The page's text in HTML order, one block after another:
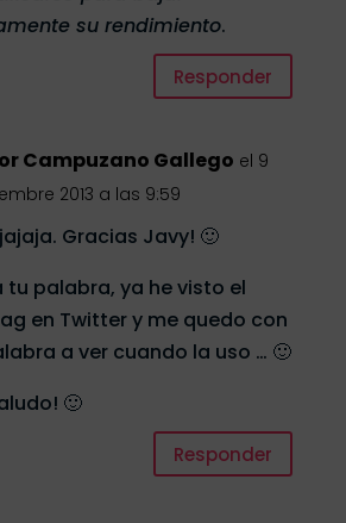
su rendimiento.
Responder
Campuzano Gallego el 9
2013 a las 9:59
Gracias Javy! 🙂
tu palabra, ya he visto el
en Twitter y me quedo con
a ver cuando la uso … 🙂
🙂
Responder